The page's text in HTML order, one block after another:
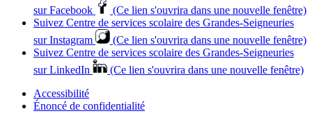
sur Facebook
(Ce lien s'ouvrira dans une nouvelle fenêtre)
Suivez Centre de services scolaire des Grandes‑Seigneuries
sur Instagram
(Ce lien s'ouvrira dans une nouvelle fenêtre)
Suivez Centre de services scolaire des Grandes‑Seigneuries
sur LinkedIn
(Ce lien s'ouvrira dans une nouvelle fenêtre)
Accessibilité
Énoncé de confidentialité